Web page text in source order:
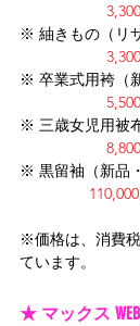
※ 紬きもの（リ
※ 卒業式用袴（
※ 三歳女児用被
※ 黒留袖（新品
​※価格は、消費
ています。
★ マックス